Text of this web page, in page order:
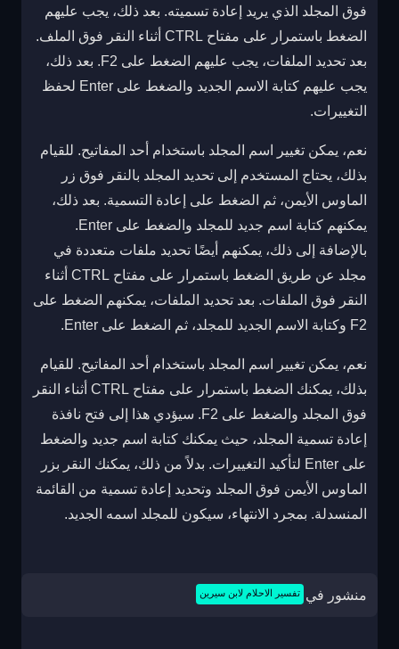
فوق المجلد الذي يريد إعادة تسميته. بعد ذلك، يجب عليهم
الضغط باستمرار على مفتاح CTRL أثناء النقر فوق الملف.
بعد تحديد الملفات، يجب عليهم الضغط على F2. بعد ذلك،
يجب عليهم كتابة الاسم الجديد والضغط على Enter لحفظ
التغييرات.
نعم، يمكن تغيير اسم المجلد باستخدام أحد المفاتيح. للقيام
بذلك، يحتاج المستخدم إلى تحديد المجلد بالنقر فوق زر
الماوس الأيمن، ثم الضغط على إعادة التسمية. بعد ذلك،
يمكنهم كتابة اسم جديد للمجلد والضغط على Enter.
بالإضافة إلى ذلك، يمكنهم أيضًا تحديد ملفات متعددة في
مجلد عن طريق الضغط باستمرار على مفتاح CTRL أثناء
النقر فوق الملفات. بعد تحديد الملفات، يمكنهم الضغط على
F2 وكتابة الاسم الجديد للمجلد، ثم الضغط على Enter.
نعم، يمكن تغيير اسم المجلد باستخدام أحد المفاتيح. للقيام
بذلك، يمكنك الضغط باستمرار على مفتاح CTRL أثناء النقر
فوق المجلد والضغط على F2. سيؤدي هذا إلى فتح نافذة
إعادة تسمية المجلد، حيث يمكنك كتابة اسم جديد والضغط
على Enter لتأكيد التغييرات. بدلاً من ذلك، يمكنك النقر بزر
الماوس الأيمن فوق المجلد وتحديد إعادة تسمية من القائمة
المنسدلة. بمجرد الانتهاء، سيكون للمجلد اسمه الجديد.
منشور في تفسير الاحلام لابن سيرين